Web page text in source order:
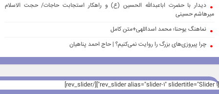
دیدار با حضرت اباعبدالله الحسین (ع) و راهکار استجابت حاجات/ حجت الاسلام
میرهاشم حسینی
نماهنگ یوحنا؛ محمد اسداللهی+متن کامل
چرا پیروزی‌های بزرگ را روایت نمی‌کنیم؟ | حاج احمد پناهیان
[rev_slider alias="slider-1" slidertitle="Slider 1"][/rev_slider]